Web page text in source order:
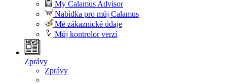
My Calamus Advisor
Nabídka pro můj Calamus
Mé zákaznické údaje
Můj kontrolor verzí
Zprávy
Zprávy